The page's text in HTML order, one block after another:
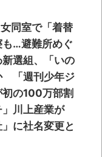
同室で「着替
も…避難所めぐ
選組、「いの
「週刊少年ジ
の100万部割
川上産業が
」に社名変更と